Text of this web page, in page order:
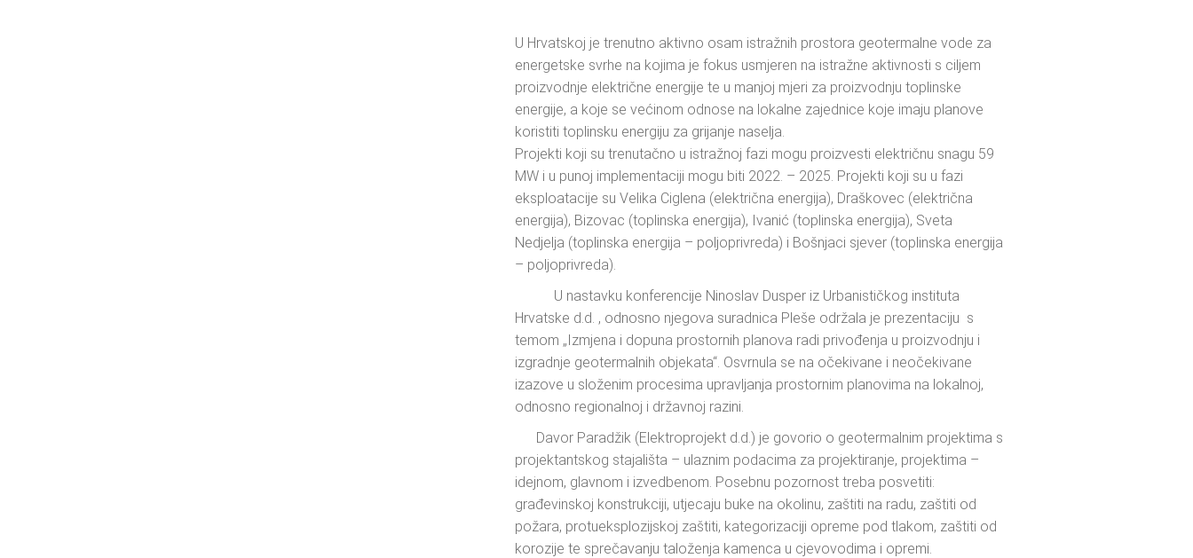
U Hrvatskoj je trenutno aktivno osam istražnih prostora geotermalne vode za
energetske svrhe na kojima je fokus usmjeren na istražne aktivnosti s ciljem
proizvodnje električne energije te u manjoj mjeri za proizvodnju toplinske
energije, a koje se većinom odnose na lokalne zajednice koje imaju planove
koristiti toplinsku energiju za grijanje naselja.
Projekti koji su trenutačno u istražnoj fazi mogu proizvesti električnu snagu 59
MW i u punoj implementaciji mogu biti 2022. – 2025. Projekti koji su u fazi
eksploatacije su Velika Ciglena (električna energija), Draškovec (električna
energija), Bizovac (toplinska energija), Ivanić (toplinska energija), Sveta
Nedjelja (toplinska energija – poljoprivreda) i Bošnjaci sjever (toplinska energija
– poljoprivreda).
U nastavku konferencije Ninoslav Dusper iz Urbanističkog instituta
Hrvatske d.d. , odnosno njegova suradnica Pleše održala je prezentaciju s
temom „Izmjena i dopuna prostornih planova radi privođenja u proizvodnju i
izgradnje geotermalnih objekata“. Osvrnula se na očekivane i neočekivane
izazove u složenim procesima upravljanja prostornim planovima na lokalnoj,
odnosno regionalnoj i državnoj razini.
Davor Paradžik (Elektroprojekt d.d.) je govorio o geotermalnim projektima s
projektantskog stajališta – ulaznim podacima za projektiranje, projektima –
idejnom, glavnom i izvedbenom. Posebnu pozornost treba posvetiti:
građevinskoj konstrukciji, utjecaju buke na okolinu, zaštiti na radu, zaštiti od
požara, protueksplozijskoj zaštiti, kategorizaciji opreme pod tlakom, zaštiti od
korozije te sprečavanju taloženja kamenca u cjevovodima i opremi.